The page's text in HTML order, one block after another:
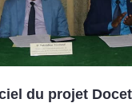
du projet